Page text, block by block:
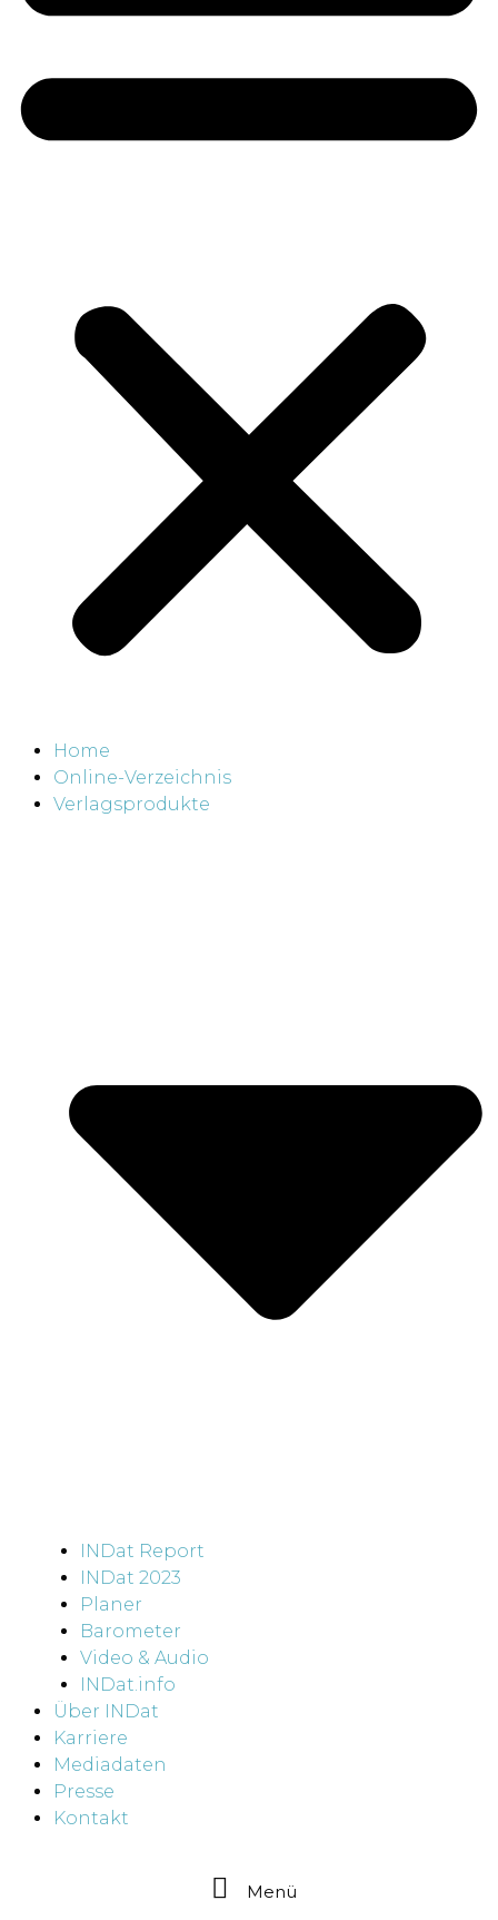
Home
Online-Verzeichnis
Verlagsprodukte
INDat Report
INDat 2023
Planer
Barometer
Video & Audio
INDat.info
Über INDat
Karriere
Mediadaten
Presse
Kontakt
Menü